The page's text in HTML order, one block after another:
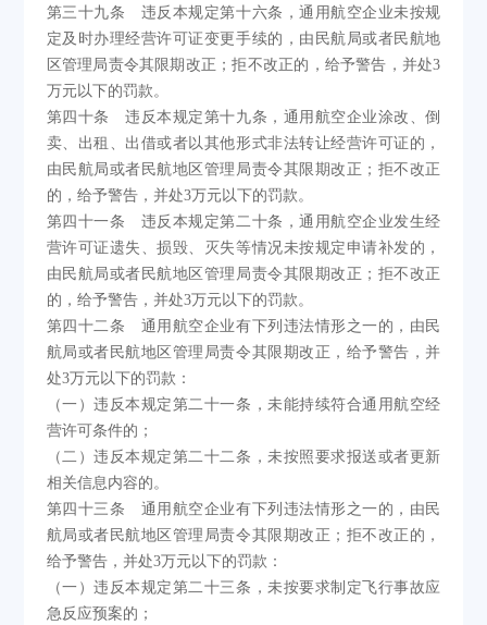
第三十九条 违反本规定第十六条，通用航空企业未按规
定及时办理经营许可证变更手续的，由民航局或者民航地
区管理局责令其限期改正；拒不改正的，给予警告，并处3
万元以下的罚款。
第四十条 违反本规定第十九条，通用航空企业涂改、倒
卖、出租、出借或者以其他形式非法转让经营许可证的，
由民航局或者民航地区管理局责令其限期改正；拒不改正
的，给予警告，并处3万元以下的罚款。
第四十一条 违反本规定第二十条，通用航空企业发生经
营许可证遗失、损毁、灭失等情况未按规定申请补发的，
由民航局或者民航地区管理局责令其限期改正；拒不改正
的，给予警告，并处3万元以下的罚款。
第四十二条 通用航空企业有下列违法情形之一的，由民
航局或者民航地区管理局责令其限期改正，给予警告，并
处3万元以下的罚款：
（一）违反本规定第二十一条，未能持续符合通用航空经
营许可条件的；
（二）违反本规定第二十二条，未按照要求报送或者更新
相关信息内容的。
第四十三条 通用航空企业有下列违法情形之一的，由民
航局或者民航地区管理局责令其限期改正；拒不改正的，
给予警告，并处3万元以下的罚款：
（一）违反本规定第二十三条，未按要求制定飞行事故应
急反应预案的；